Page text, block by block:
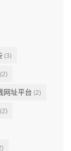
(3)
(2)
网址平台 (2)
(2)